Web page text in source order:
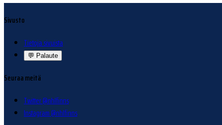
Sivusto
Tietoja sivuista
💬 Palaute
Seuraa meitä
Twitter @nhlfinns
Instagram @nhlfinns